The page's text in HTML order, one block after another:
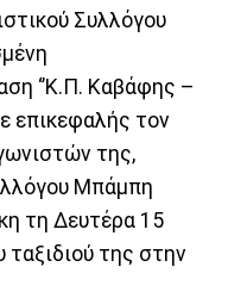
Συλλόγου
‘’Κ.Π. Καβάφης –
επικεφαλής τον
της,
Μπάμπη
τη Δευτέρα 15
ταξιδιού της στην